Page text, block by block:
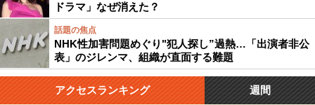
ドラマ」なぜ消えた？
話題の焦点
NHK性加害問題めぐり"犯人探し”過熱…「出演者非公
表」のジレンマ、組織が直面する難題
アクセスランキング 週間